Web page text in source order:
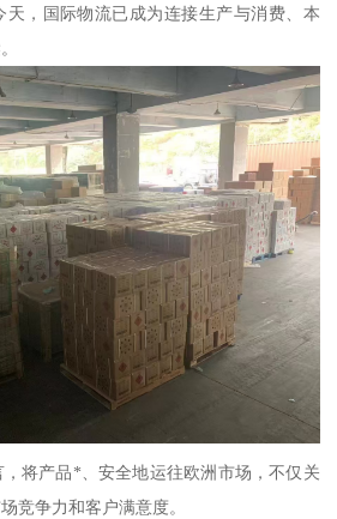
，国际物流已成为连接生产与消费、本
将产品*、安全地运往欧洲市场，不仅关
竞争力和客户满意度。